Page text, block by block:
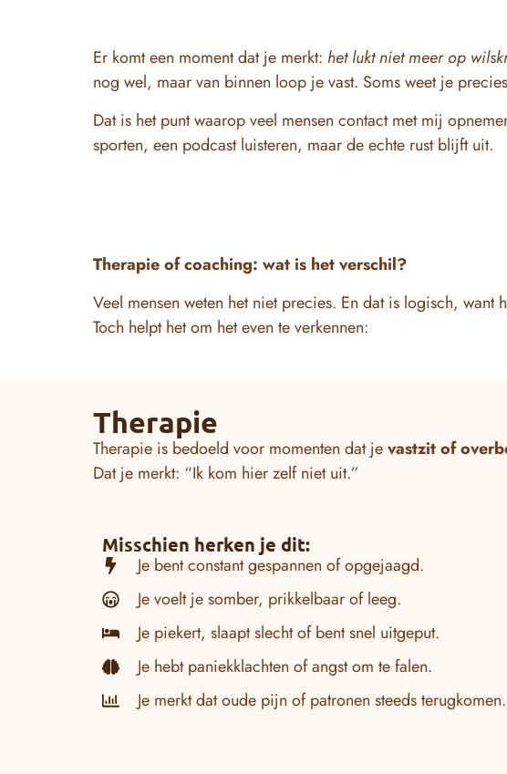
Er komt een moment dat je merkt: het lukt niet meer op
nog wel, maar van binnen loop je vast. Soms weet je
Dat is het punt waarop veel mensen contact met mij
sporten, een podcast luisteren, maar de echte rust blijft uit.
Therapie of coaching: wat is het verschil?
Veel mensen weten het niet precies. En dat is logisch, want
Toch helpt het om het even te verkennen:
Therapie
Therapie is bedoeld voor momenten dat jevastzit of
Dat je merkt: “Ik kom hier zelf niet uit.”
Misschien herken je dit:
Je bent constant gespannen of opgejaagd.
Je voelt je somber, prikkelbaar of leeg.
Je piekert, slaapt slecht of bent snel uitgeput.
Je hebt paniekklachten of angst om te falen.
Je merkt dat oude pijn of patronen steeds terugkomen.